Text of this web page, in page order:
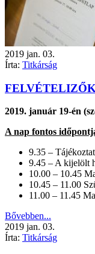
2019 jan. 03.
Írta: Titkárság
2019. január 19-én
A nap fontos
9.35 –
9.45 – A
10.00 – 10.45
10.45 – 11.00
11.00 – 11.45
Bővebben...
2019 jan. 03.
Írta: Titkárság